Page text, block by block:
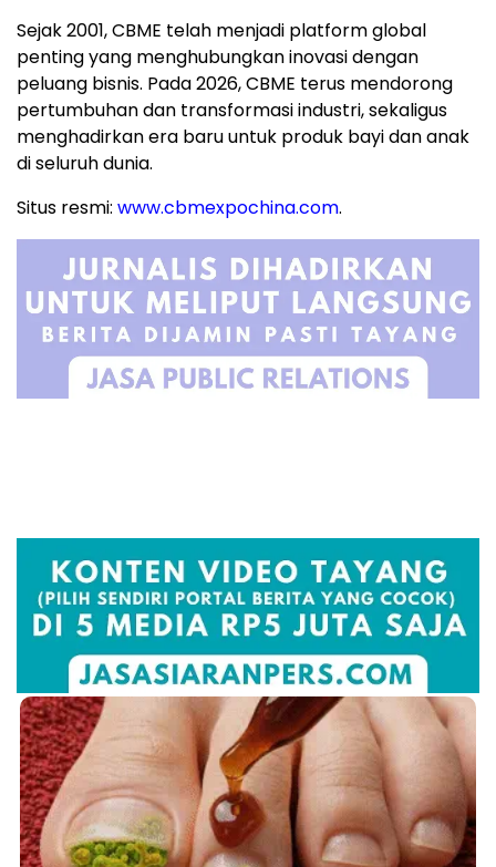
Sejak 2001, CBME telah menjadi platform global
penting yang menghubungkan inovasi dengan
peluang bisnis. Pada 2026, CBME terus mendorong
pertumbuhan dan transformasi industri, sekaligus
menghadirkan era baru untuk produk bayi dan anak
di seluruh dunia.
Situs resmi: www.cbmexpochina.com.